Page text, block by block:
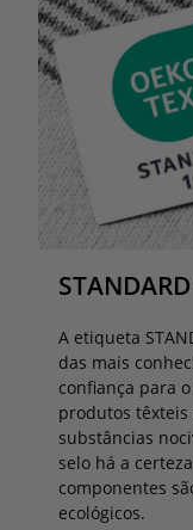
A etiqueta
das mais
confiança para
produtos
substâncias
selo há a
componentes
ecológicos.